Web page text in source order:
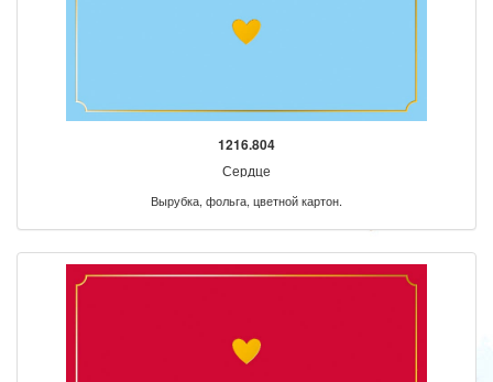
1216.804
Сердце
Вырубка, фольга, цветной картон.